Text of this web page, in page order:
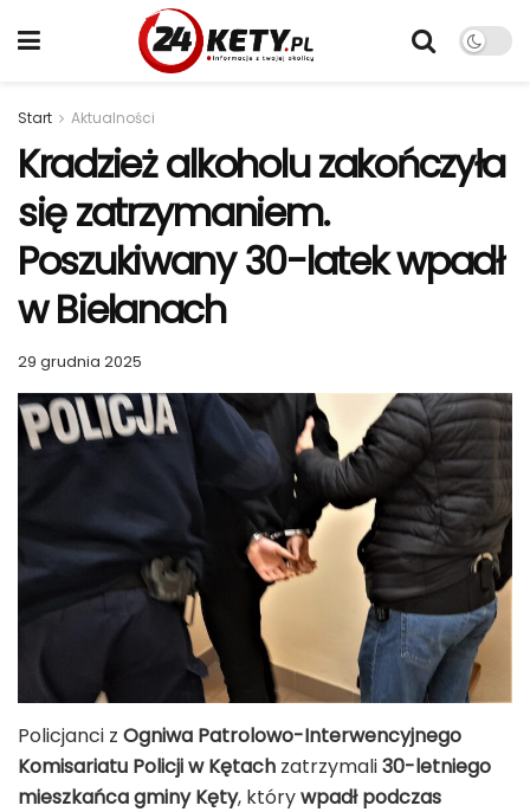
Start Aktualności
Kradzież alkoholu zakończyła
się zatrzymaniem.
Poszukiwany 30-latek wpadł
w Bielanach
29 grudnia 2025
Policjanci z Ogniwa Patrolowo-Interwencyjnego
Komisariatu Policji w Kętach zatrzymali30-letniego
mieszkańca gminy Kęty, którywpadł podczas